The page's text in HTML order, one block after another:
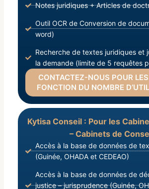
Notes juridiques + Articles de
Outil OCR de Conversion de
word)
Recherche de textes juridiques et
la demande (limite de 5 requêtes
CONTACTEZ-NOUS POUR
FONCTION DU NOMBRE
Kytisa Conseil : Pour les
– Cabinets de
Accès à la base de données de
(Guinée, OHADA et CEDEAO)
Accès à la base de données de
justice – jurisprudence (Guinée,